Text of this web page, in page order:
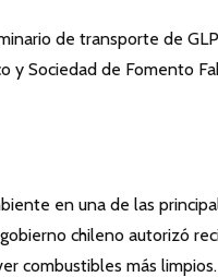
de transporte de GLP
y Sociedad de Fomento
en una de las
chileno autorizó
combustibles más limpios.